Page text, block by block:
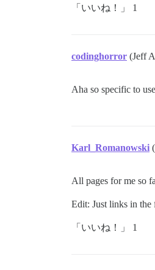
「いいね！」 1
codinghorror (Jeff
Aha so specific to
Karl_Romanowski
All pages for me so
Edit: Just links in the
「いいね！」 1